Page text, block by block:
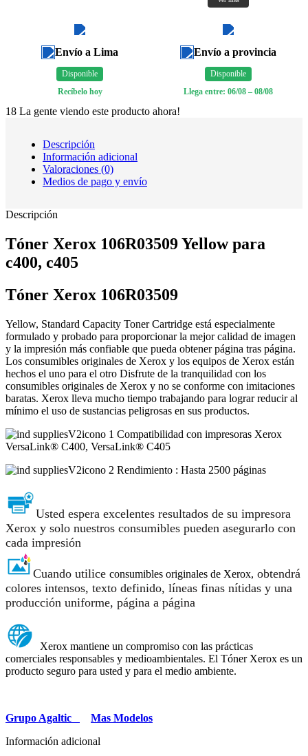
Envío a Lima
Disponible
Recíbelo hoy
Envío a provincia
Disponible
Llega entre: 06/08 – 08/08
18 La gente viendo este producto ahora!
Descripción
Información adicional
Valoraciones (0)
Medios de pago y envío
Descripción
Tóner Xerox 106R03509 Yellow para
c400, c405
Tóner Xerox 106R03509
Yellow, Standard Capacity Toner Cartridge está especialmente
formulado y probado para proporcionar la mejor calidad de imagen
y la impresión más confiable que pueda obtener página tras página.
Los consumibles originales de Xerox y los equipos de Xerox están
hechos el uno para el otro Disfrute de la tranquilidad con los
consumibles originales de Xerox y no se conforme con imitaciones
baratas. Xerox lleva mucho tiempo trabajando para lograr reducir al
mínimo el uso de sustancias peligrosas en sus productos.
Compatibilidad con impresoras Xerox
VersaLink® C400, VersaLink® C405
Rendimiento : Hasta 2500 páginas
Usted espera excelentes resultados de su impresora
Xerox y solo nuestros consumibles pueden asegurarlo con
cada impresión
Cuando utilice consumibles originales de Xerox, obtendrá
colores intensos, texto definido, líneas finas nítidas y una
producción uniforme, página a página
Xerox mantiene un compromiso con las prácticas
comerciales responsables y medioambientales. El Tóner Xerox es un
producto seguro para usted y para el medio ambiente.
Grupo Agaltic
Mas Modelos
Información adicional